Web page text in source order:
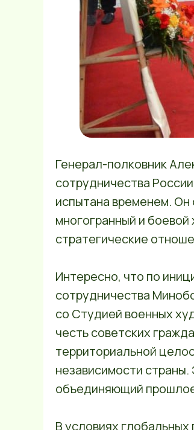
Генерал-полковник
сотрудничества
испытана временем.
многогранный и
стратегические
Интересно, что по
сотрудничества
со Студией военных
честь советских
территориальной
независимости
объединяющий
В условиях